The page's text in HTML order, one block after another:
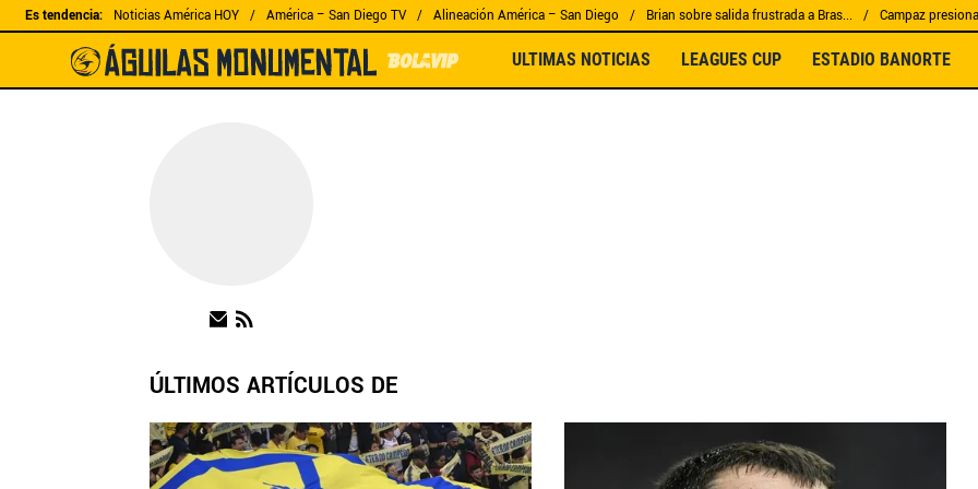
Es tendencia: Noticias América HOY América – San Diego TV Alineación América – San Diego Brian sobre salida frustrada a Bras... Campaz
ULTIMAS NOTICIAS LEAGUES CUP ESTADIO BANORTE
ÚLTIMOS ARTÍCULOS DE